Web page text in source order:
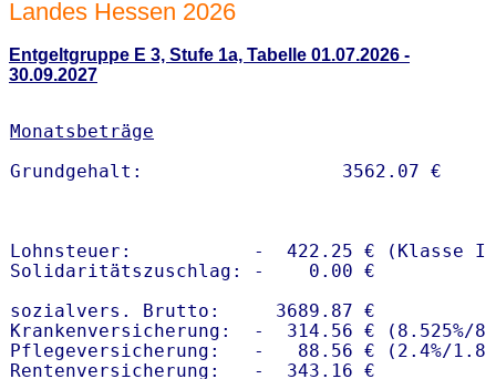
Landes Hessen 2026
Entgeltgruppe E 3, Stufe 1a, Tabelle 01.07.2026 -
30.09.2027
Monatsbeträge
Lohnsteuer:           -  422.25 € (Klasse I)
Solidaritätszuschlag: -    0.00 €
sozialvers. Brutto:     3689.87 €
Krankenversicherung:  -  314.56 € (8.525%/
Pflegeversicherung:   -   88.56 € (2.4%/
Rentenversicherung:   -  343.16 €